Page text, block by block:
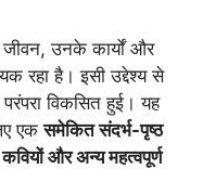
जीवन, उनके कार्यों और
रहा है। इसी उद्देश्य से
विकसित हुई। यह
एकसमेकित संदर्भ-पृष्ठ
और अन्य महत्वपूर्ण